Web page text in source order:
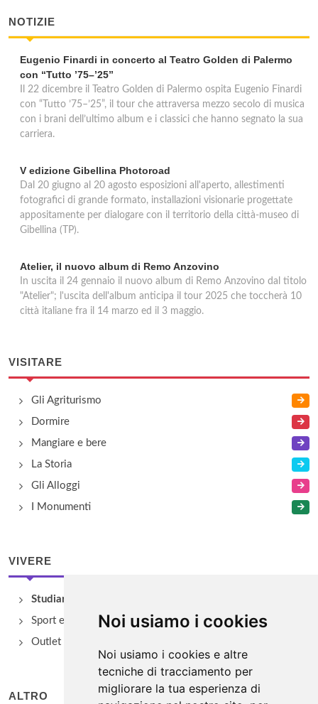
Noi usiamo i cookies
Noi usiamo i cookies e altre
tecniche di tracciamento per
migliorare la tua esperienza di
NOTIZIE
Eugenio Finardi in concerto al Teatro Golden di Palermo
con “Tutto ’75–’25”
Il 22 dicembre il Teatro Golden di Palermo ospita Eugenio Finardi
con “Tutto ’75–’25”, il tour che attraversa mezzo secolo di musica
con i brani dell’ultimo album e i classici che hanno segnato la sua
carriera.
V edizione Gibellina Photoroad
Dal 20 giugno al 20 agosto esposizioni all'aperto, allestimenti
fotografici di grande formato, installazioni visionarie progettate
appositamente per dialogare con il territorio della città-museo di
Gibellina (TP).
Atelier, il nuovo album di Remo Anzovino
In uscita il 24 gennaio il nuovo album di Remo Anzovino dal titolo
"Atelier"; l'uscita dell'album anticipa il tour 2025 che toccherà 10
città italiane fra il 14 marzo ed il 3 maggio.
VISITARE
Gli Agriturismo
Dormire
Mangiare e bere
La Storia
Gli Alloggi
I Monumenti
VIVERE
Studiare
Sport e Benessere
Outlet e spacci aziendali
ALTRO